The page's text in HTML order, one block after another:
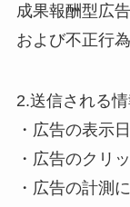
成果報酬型広
および不正行
2.送信される
・広告の表示
・広告のクリ
・広告の計測